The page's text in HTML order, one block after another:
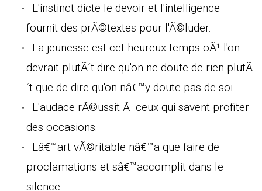
L'instinct dicte le devoir et l'intelligence
fournit des prÃ©textes pour l'Ã©luder.
La jeunesse est cet heureux temps oÃ¹ l'on
devrait plutÃ´t dire qu'on ne doute de rien plutÃ
´t que de dire qu'on nâ€™y doute pas de soi.
L'audace rÃ©ussit Ã ceux qui savent profiter
des occasions.
Lâ€™art vÃ©ritable nâ€™a que faire de
proclamations et sâ€™accomplit dans le
silence.